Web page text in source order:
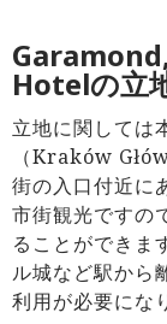
Hotelの立
立地に関しては
（Kraków
街の入口付近に
市街観光ですの
ることができま
ル城など駅から
利用が必要にな